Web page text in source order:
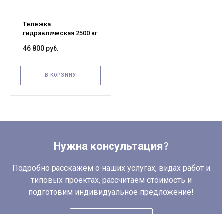
Тележка
гидравлическая 2500 кг
узковильная
46 800 руб.
В КОРЗИНУ
Нужна консультация?
Подробно расскажем о наших услугах, видах работ и
типовых проектах, рассчитаем стоимость и
подготовим индивидуальное предложение!